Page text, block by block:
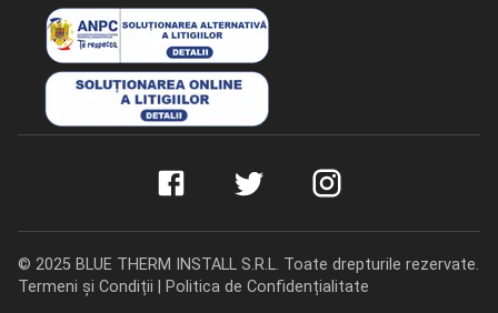
© 2025 BLUE THERM INSTALL S.R.L. Toate drepturile rezervate.
Termeni și Condiții
Politica de Confidențialitate